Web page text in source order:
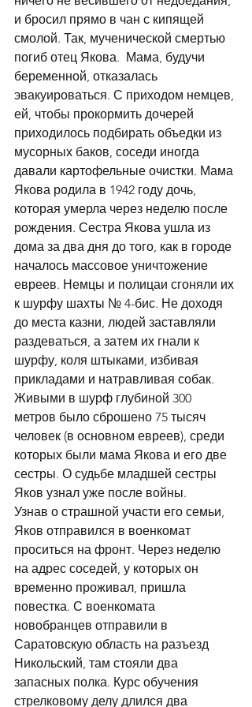
и бросил прямо в чан с кипящей
смолой. Так, мученической смертью
погиб отец Якова.  Мама, будучи
беременной, отказалась
эвакуироваться. С приходом немцев,
ей, чтобы прокормить дочерей
приходилось подбирать объедки из
мусорных баков, соседи иногда
давали картофельные очистки. Мама
Якова родила в 1942 году дочь,
которая умерла через неделю после
рождения. Сестра Якова ушла из
дома за два дня до того, как в городе
началось массовое уничтожение
евреев. Немцы и полицаи сгоняли их
к шурфу шахты № 4-бис. Не доходя
до места казни, людей заставляли
раздеваться, а затем их гнали к
шурфу, коля штыками, избивая
прикладами и натравливая собак.
Живыми в шурф глубиной 300
метров было сброшено 75 тысяч
человек (в основном евреев), среди
которых были мама Якова и его две
сестры. О судьбе младшей сестры
Яков узнал уже после войны.
Узнав о страшной участи его семьи,
Яков отправился в военкомат
проситься на фронт. Через неделю
на адрес соседей, у которых он
временно проживал, пришла
повестка. С военкомата
новобранцев отправили в
Саратовскую область на разъезд
Никольский, там стояли два
запасных полка. Курс обучения
стрелковому делу длился два